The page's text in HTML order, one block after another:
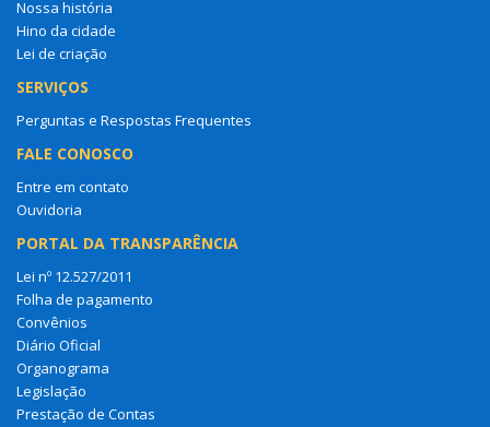
Nossa história
Hino da cidade
Lei de criação
SERVIÇOS
Perguntas e Respostas Frequentes
FALE CONOSCO
Entre em contato
Ouvidoria
PORTAL DA TRANSPARÊNCIA
Lei nº 12.527/2011
Folha de pagamento
Convênios
Diário Oficial
Organograma
Legislação
Prestação de Contas